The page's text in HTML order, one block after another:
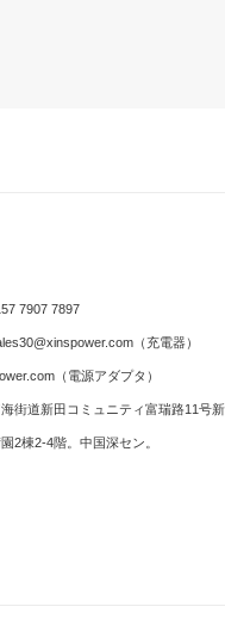
7907 7897
（充電器）
（電源アダプタ）
街道新田コミュニティ富瑞路11号
2棟2-4階。中国深セン。